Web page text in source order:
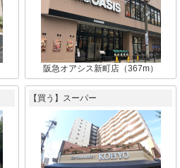
阪急オアシス新町店（367m）
【買う】スーパー